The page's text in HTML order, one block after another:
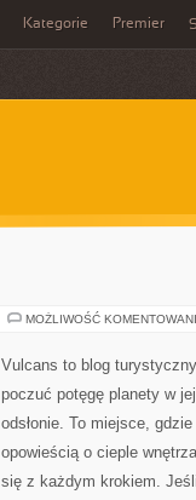
Kategorie Premier
MOŻLIWOŚĆ
Vulcans to blog
poczuć potęgę planety w
odsłonie. To miejsce,
opowieścią o cieple
się z każdym krokiem.